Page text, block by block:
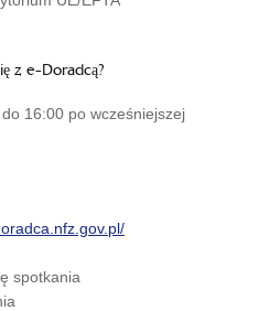
z e-Doradcą?
16:00 po wcześniejszej
otwiera
spotkania